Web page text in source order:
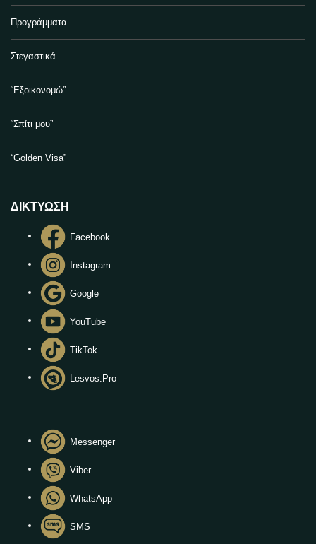
Προγράμματα
Στεγαστικά
“Εξοικονομώ”
“Σπίτι μου”
“Golden Visa”
ΔΙΚΤΥΩΣΗ
Facebook
Instagram
Google
YouTube
TikTok
Lesvos.Pro
Messenger
Viber
WhatsApp
SMS